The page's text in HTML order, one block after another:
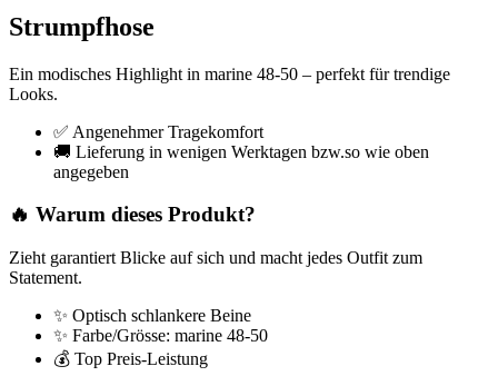
Strumpfhose
Ein modisches Highlight in marine 48-50 – perfekt für trendige
Looks.
✅ Angenehmer Tragekomfort
🚚 Lieferung in wenigen Werktagen bzw.so wie oben
angegeben
🔥 Warum dieses Produkt?
Zieht garantiert Blicke auf sich und macht jedes Outfit zum
Statement.
✨ Optisch schlankere Beine
✨ Farbe/Grösse: marine 48-50
💰 Top Preis-Leistung